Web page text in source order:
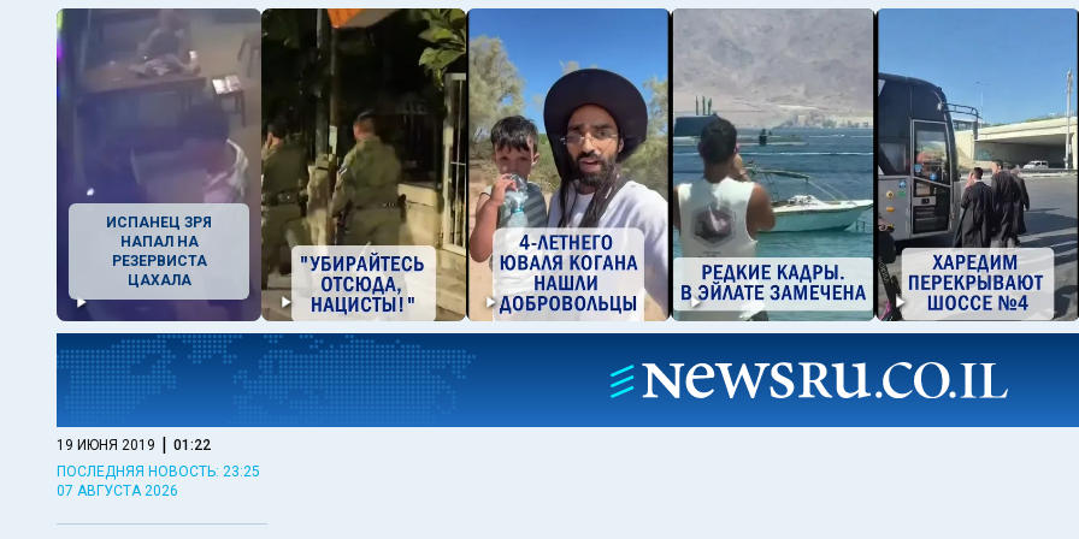
ИСПАНЕЦ ЗРЯ
НАПАЛ НА
РЕЗЕРВИСТА
ЦАХАЛА
19 ИЮНЯ 2019 | 01:22
ПОСЛЕДНЯЯ НОВОСТЬ: 23:25
07 АВГУСТА 2026